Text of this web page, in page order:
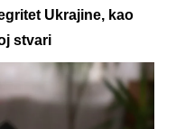
Ukrajine, kao
stvari